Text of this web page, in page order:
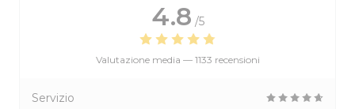
4.8 /5
Valutazione media — 1133 recensioni
Servizio